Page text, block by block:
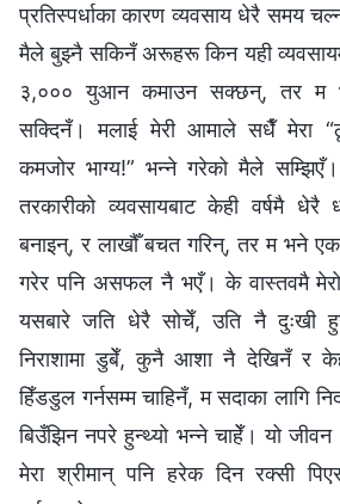
प्रतिस्पर्धाका कारण व्यवसाय धेरै समय
मैले बुझ्नै सकिनँ अरूहरू किन यही
३,००० युआन कमाउन सक्छन्, तर म
सक्दिनँ। मलाई मेरी आमाले सधैँ मेरा
कमजोर भाग्य!” भन्ने गरेको मैले
तरकारीको व्यवसायबाट केही वर्षमै धेरै
बनाइन्, र लाखौँ बचत गरिन्, तर म भने
गरेर पनि असफल नै भएँ। के वास्तवमै
यसबारे जति धेरै सोचेँ, उति नै दुःखी
निराशामा डुबेँ, कुनै आशा नै देखिनँ र
हिँडडुल गर्नसम्म चाहिनँ, म सदाका लागि
बिउँझिन नपरे हुन्थ्यो भन्ने चाहेँ। यो
मेरा श्रीमान् पनि हरेक दिन रक्सी